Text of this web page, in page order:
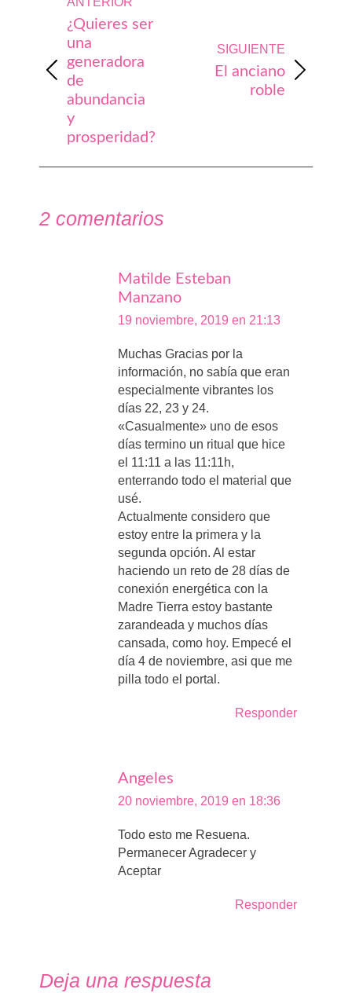
entre
publicaciones
Publicación
anterior:
¿Quieres ser
una
generadora
de
abundancia
y
prosperidad?
SIGUIENTE
Publicación
siguiente:
El anciano
roble
2 comentarios
Matilde Esteban
Manzano
dice:
19 noviembre, 2019 en 21:13
Muchas Gracias por la
información, no sabía que eran
especialmente vibrantes los
días 22, 23 y 24.
«Casualmente» uno de esos
días termino un ritual que hice
el 11:11 a las 11:11h,
enterrando todo el material que
usé.
Actualmente considero que
estoy entre la primera y la
segunda opción. Al estar
haciendo un reto de 28 días de
conexión energética con la
Madre Tierra estoy bastante
zarandeada y muchos días
cansada, como hoy. Empecé el
día 4 de noviembre, asi que me
pilla todo el portal.
Responder
Angeles
dice:
20 noviembre, 2019 en 18:36
Todo esto me Resuena.
Permanecer Agradecer y
Aceptar
Responder
Deja una respuesta